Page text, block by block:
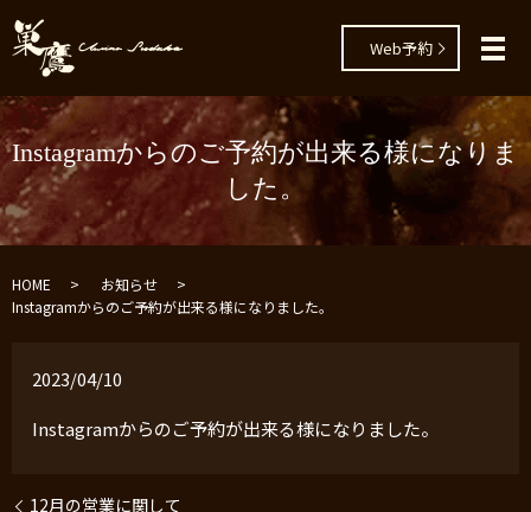
Web予約 メ
Instagramからのご予約が出来る様になりま
した。
HOME
お知らせ
Instagramからのご予約が出来る様になりました。
2023/04/10
Instagramからのご予約が出来る様になりました。
12月の営業に関して